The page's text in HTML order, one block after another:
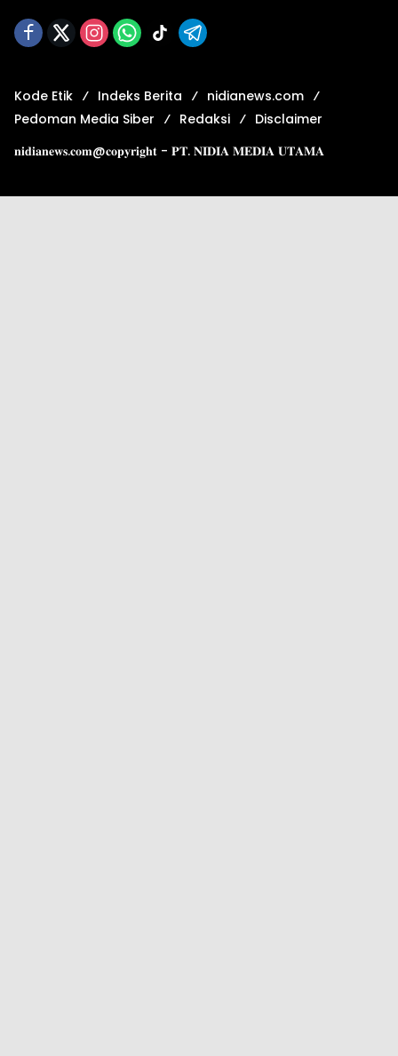
Kode Etik Indeks Berita
nidianews.com
Pedoman Media Siber
Redaksi
Disclaimer
𝐧𝐢𝐝𝐢𝐚𝐧𝐞𝐰𝐬.𝐜𝐨𝐦@𝐜𝐨𝐩𝐲𝐫𝐢𝐠𝐡𝐭 - 𝐏𝐓. 𝐍𝐈𝐃𝐈𝐀 𝐌𝐄𝐃𝐈𝐀 𝐔𝐓𝐀𝐌𝐀